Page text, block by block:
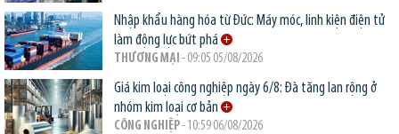
Nhập khẩu hàng hóa từ Đức: Máy móc, linh kiện điện tử
làm động lực bứt phá
THƯƠNG MẠI - 09:05 05/08/2026
Giá kim loại công nghiệp ngày 6/8: Đà tăng lan rộng ở
nhóm kim loại cơ bản
CÔNG NGHIỆP- 10:59 06/08/2026